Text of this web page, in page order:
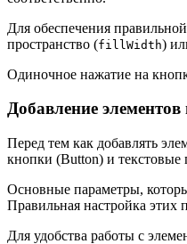
Для обеспечения
пространство (fillWidth)
Одиночное нажатие на
Добавление
Перед тем как добавлять
кнопки (Button) и
Основные параметры,
Правильная настройка этих
Для удобства работы с